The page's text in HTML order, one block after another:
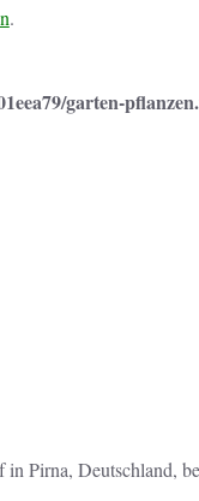
.
garten-
Pirna, Deutschland,